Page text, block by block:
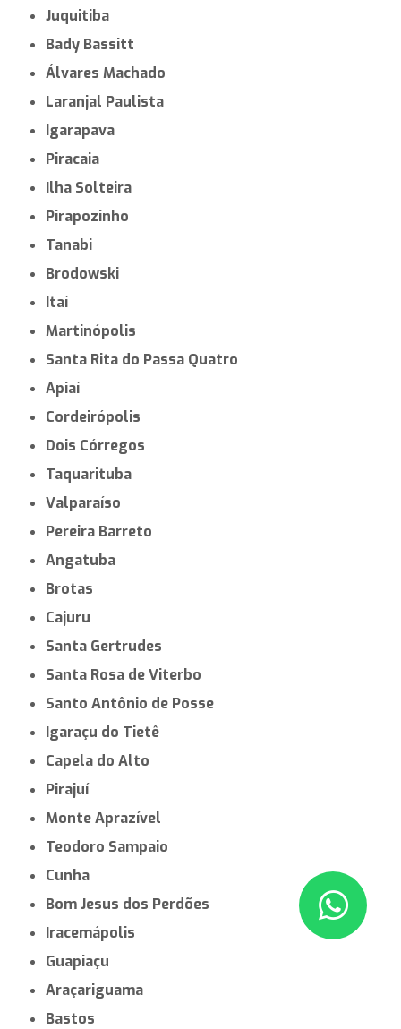
Juquitiba
Bady Bassitt
Álvares Machado
Laranjal Paulista
Igarapava
Piracaia
Ilha Solteira
Pirapozinho
Tanabi
Brodowski
Itaí
Martinópolis
Santa Rita do Passa Quatro
Apiaí
Cordeirópolis
Dois Córregos
Taquarituba
Valparaíso
Pereira Barreto
Angatuba
Brotas
Cajuru
Santa Gertrudes
Santa Rosa de Viterbo
Santo Antônio de Posse
Igaraçu do Tietê
Capela do Alto
Pirajuí
Monte Aprazível
Teodoro Sampaio
Cunha
Bom Jesus dos Perdões
Iracemápolis
Guapiaçu
Araçariguama
Bastos